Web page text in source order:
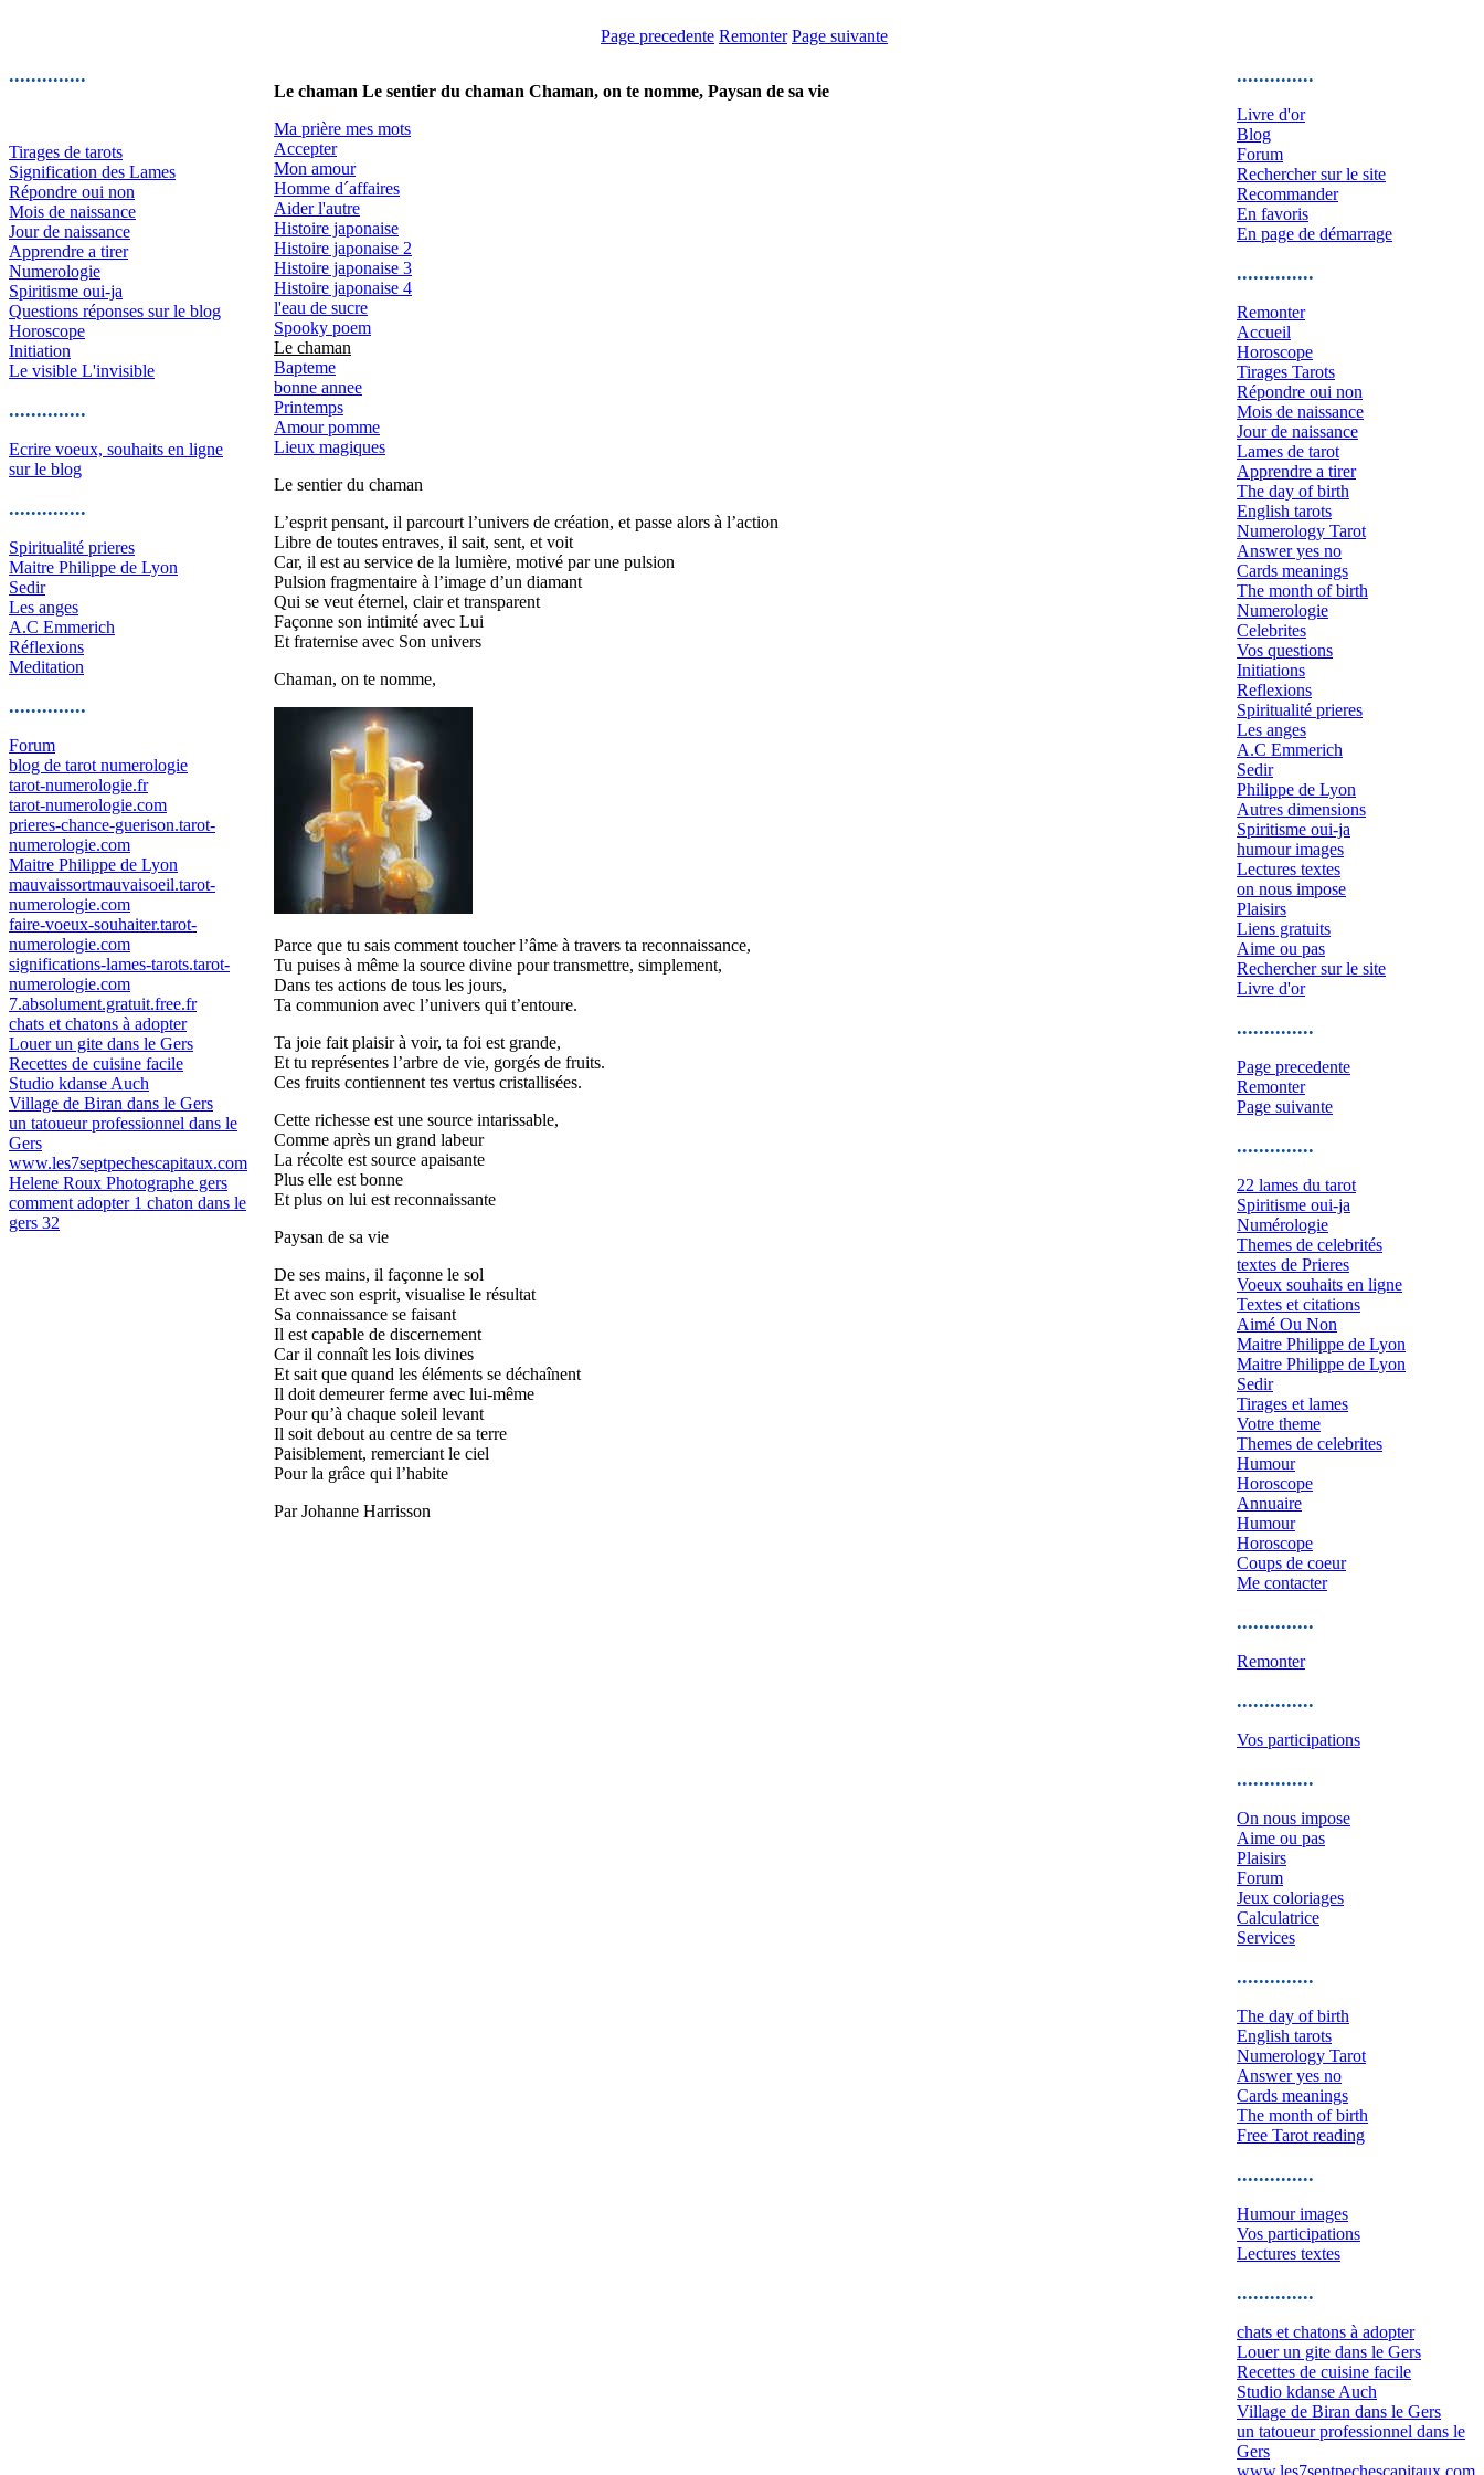
Page precedente Remonter Page suivante
..............
Tirages de tarots
Signification des Lames
Répondre oui non
Mois de naissance
Jour de naissance
Apprendre a tirer
Numerologie
Spiritisme oui-ja
Questions réponses sur le blog
Horoscope
Initiation
Le visible L'invisible
..............
Ecrire voeux, souhaits en ligne
sur le blog
..............
Spiritualité prieres
Maitre Philippe de Lyon
Sedir
Les anges
A.C Emmerich
Réflexions
Meditation
..............
Forum
blog de tarot numerologie
tarot-numerologie.fr
tarot-numerologie.com
prieres-chance-guerison.tarot-
numerologie.com
Maitre Philippe de Lyon
mauvaissortmauvaisoeil.tarot-
numerologie.com
faire-voeux-souhaiter.tarot-
numerologie.com
significations-lames-tarots.tarot-
numerologie.com
7.absolument.gratuit.free.fr
chats et chatons à adopter
Louer un gite dans le Gers
Recettes de cuisine facile
Studio kdanse Auch
Village de Biran dans le Gers
un tatoueur professionnel dans le
Gers
www.les7septpechescapitaux.com
Helene Roux Photographe gers
comment adopter 1 chaton dans le
gers 32
Le chaman Le sentier du chaman Chaman, on te nomme, Paysan de sa vie
Ma prière mes mots
Accepter
Mon amour
Homme d´affaires
Aider l'autre
Histoire japonaise
Histoire japonaise 2
Histoire japonaise 3
Histoire japonaise 4
l'eau de sucre
Spooky poem
Le chaman
Bapteme
bonne annee
Printemps
Amour pomme
Lieux magiques
Le sentier du chaman
L’esprit pensant, il parcourt l’univers de création, et passe alors à l’action
Libre de toutes entraves, il sait, sent, et voit
Car, il est au service de la lumière, motivé par une pulsion
Pulsion fragmentaire à l’image d’un diamant
Qui se veut éternel, clair et transparent
Façonne son intimité avec Lui
Et fraternise avec Son univers
Chaman, on te nomme,
Parce que tu sais comment toucher l’âme à travers ta reconnaissance,
Tu puises à même la source divine pour transmettre, simplement,
Dans tes actions de tous les jours,
Ta communion avec l’univers qui t’entoure.
Ta joie fait plaisir à voir, ta foi est grande,
Et tu représentes l’arbre de vie, gorgés de fruits.
Ces fruits contiennent tes vertus cristallisées.
Cette richesse est une source intarissable,
Comme après un grand labeur
La récolte est source apaisante
Plus elle est bonne
Et plus on lui est reconnaissante
Paysan de sa vie
De ses mains, il façonne le sol
Et avec son esprit, visualise le résultat
Sa connaissance se faisant
Il est capable de discernement
Car il connaît les lois divines
Et sait que quand les éléments se déchaînent
Il doit demeurer ferme avec lui-même
Pour qu’à chaque soleil levant
Il soit debout au centre de sa terre
Paisiblement, remerciant le ciel
Pour la grâce qui l’habite
Par Johanne Harrisson
..............
Livre d'or
Blog
Forum
Rechercher sur le site
Recommander
En favoris
En page de démarrage
..............
Remonter
Accueil
Horoscope
Tirages Tarots
Répondre oui non
Mois de naissance
Jour de naissance
Lames de tarot
Apprendre a tirer
The day of birth
English tarots
Numerology Tarot
Answer yes no
Cards meanings
The month of birth
Numerologie
Celebrites
Vos questions
Initiations
Reflexions
Spiritualité prieres
Les anges
A.C Emmerich
Sedir
Philippe de Lyon
Autres dimensions
Spiritisme oui-ja
humour images
Lectures textes
on nous impose
Plaisirs
Liens gratuits
Aime ou pas
Rechercher sur le site
Livre d'or
..............
Page precedente
Remonter
Page suivante
..............
22 lames du tarot
Spiritisme oui-ja
Numérologie
Themes de celebrités
textes de Prieres
Voeux souhaits en ligne
Textes et citations
Aimé Ou Non
Maitre Philippe de Lyon
Maitre Philippe de Lyon
Sedir
Tirages et lames
Votre theme
Themes de celebrites
Humour
Horoscope
Annuaire
Humour
Horoscope
Coups de coeur
Me contacter
..............
Remonter
..............
Vos participations
..............
On nous impose
Aime ou pas
Plaisirs
Forum
Jeux coloriages
Calculatrice
Services
..............
The day of birth
English tarots
Numerology Tarot
Answer yes no
Cards meanings
The month of birth
Free Tarot reading
..............
Humour images
Vos participations
Lectures textes
..............
chats et chatons à adopter
Louer un gite dans le Gers
Recettes de cuisine facile
Studio kdanse Auch
Village de Biran dans le Gers
un tatoueur professionnel dans le
Gers
www.les7septpechescapitaux.com